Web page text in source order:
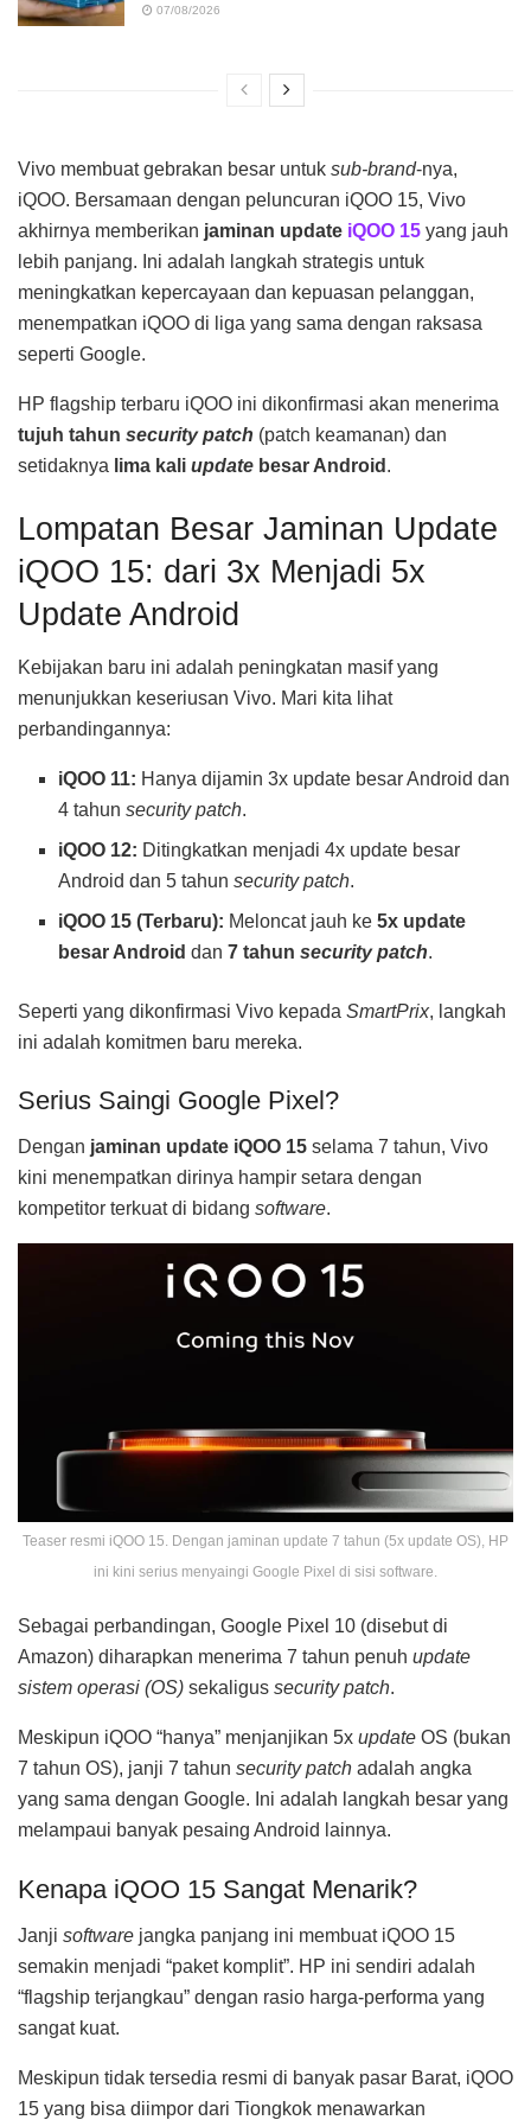
07/08/2026
Vivo membuat gebrakan besar untuk sub-brand-nya,
iQOO. Bersamaan dengan peluncuran iQOO 15, Vivo
akhirnya memberikan jaminan update iQOO 15 yang jauh
lebih panjang. Ini adalah langkah strategis untuk
meningkatkan kepercayaan dan kepuasan pelanggan,
menempatkan iQOO di liga yang sama dengan raksasa
seperti Google.
HP flagship terbaru iQOO ini dikonfirmasi akan menerima
tujuh tahun security patch (patch keamanan) dan
setidaknya lima kali update besar Android .
Lompatan Besar Jaminan Update
iQOO 15: dari 3x Menjadi 5x
Update Android
Kebijakan baru ini adalah peningkatan masif yang
menunjukkan keseriusan Vivo. Mari kita lihat
perbandingannya:
iQOO 11: Hanya dijamin 3x update besar Android dan
4 tahunsecurity patch.
iQOO 12: Ditingkatkan menjadi 4x update besar
Android dan 5 tahunsecurity patch.
iQOO 15 (Terbaru): Meloncat jauh ke5x update
besar Android dan7 tahunsecurity patch.
Seperti yang dikonfirmasi Vivo kepada SmartPrix, langkah
ini adalah komitmen baru mereka.
Serius Saingi Google Pixel?
Dengan jaminan update iQOO 15 selama 7 tahun, Vivo
kini menempatkan dirinya hampir setara dengan
kompetitor terkuat di bidang software.
Teaser resmi iQOO 15. Dengan jaminan update 7 tahun (5x update OS), HP
ini kini serius menyaingi Google Pixel di sisi software.
Sebagai perbandingan, Google Pixel 10 (disebut di
Amazon) diharapkan menerima 7 tahun penuh update
sistem operasi (OS) sekaligus security patch.
Meskipun iQOO “hanya” menjanjikan 5x update OS (bukan
7 tahun OS), janji 7 tahun security patch adalah angka
yang sama dengan Google. Ini adalah langkah besar yang
melampaui banyak pesaing Android lainnya.
Kenapa iQOO 15 Sangat Menarik?
Janji software jangka panjang ini membuat iQOO 15
semakin menjadi “paket komplit”. HP ini sendiri adalah
“flagship terjangkau” dengan rasio harga-performa yang
sangat kuat.
Meskipun tidak tersedia resmi di banyak pasar Barat, iQOO
15 yang bisa diimpor dari Tiongkok menawarkan